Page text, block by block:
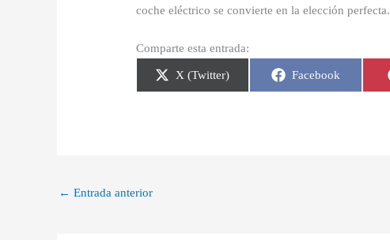
coche eléctrico se convierte en la elección perfecta.
Comparte esta entrada:
Compartir
X (Twitter)
Compartir
Facebook
← Entrada anterior